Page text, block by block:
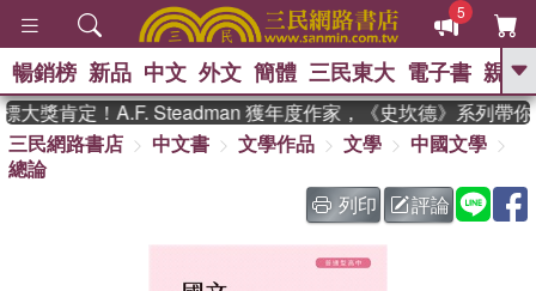
5
GO
熱搜： 東野圭吾 、 The Odyssey 、
國際布克獎 臺灣漫遊錄 、
方
台灣的李登輝時代 、 數學女
孩：黎曼猜想 、 偉大的迷走神經
暢銷榜 新品 中文 外文 簡體 三民東大 電子書 親子
獎肯定！A.F. Steadman 獲年度作家，《史坎德》系列帶你
三民網路書店
中文書 文學作品 文學
中國文學
總論
列印
評論